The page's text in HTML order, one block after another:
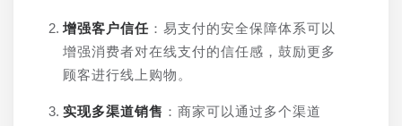
增强客户信任 ：易支付的安全保障体系可以
增强消费者对在线支付的信任感，鼓励更多
顾客进行线上购物。
实现多渠道销售 ：商家可以通过多个渠道